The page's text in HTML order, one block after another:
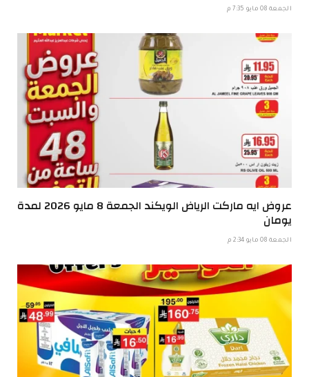
الجمعة 08 مايو 7:35 م
عروض ايه ماركت الرياض الويكند الجمعة 8 مايو 2026 لمدة
يومان
الجمعة 08 مايو 2:34 م